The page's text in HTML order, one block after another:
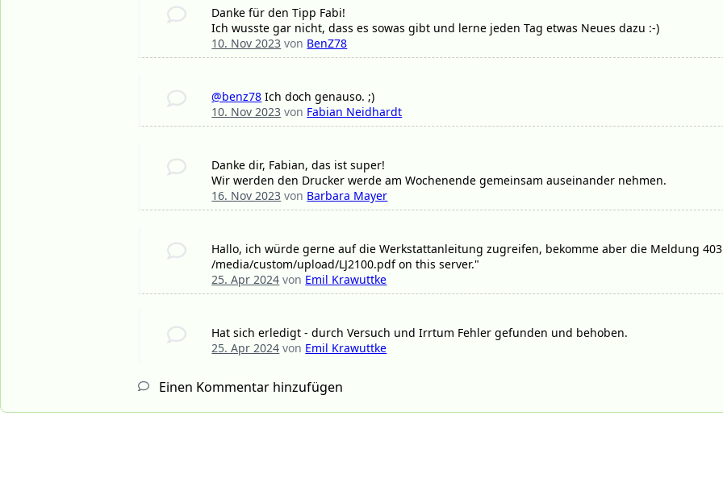
Danke für den Tipp Fabi!
Ich wusste gar nicht, dass es sowas gibt und lerne jeden Tag etwas Neues dazu :-)
10. Nov 2023 von BenZ78
@benz78 Ich doch genauso. ;)
10. Nov 2023 von Fabian Neidhardt
Danke dir, Fabian, das ist super!
Wir werden den Drucker werde am Wochenende gemeinsam auseinander nehmen.
16. Nov 2023 von Barbara Mayer
Hallo, ich würde gerne auf die Werkstattanleitung zugreifen, bekomme aber die Meldung
/media/custom/upload/LJ2100.pdf on this server."
25. Apr 2024 von Emil Krawuttke
Hat sich erledigt - durch Versuch und Irrtum Fehler gefunden und behoben.
25. Apr 2024 von Emil Krawuttke
Einen Kommentar hinzufügen